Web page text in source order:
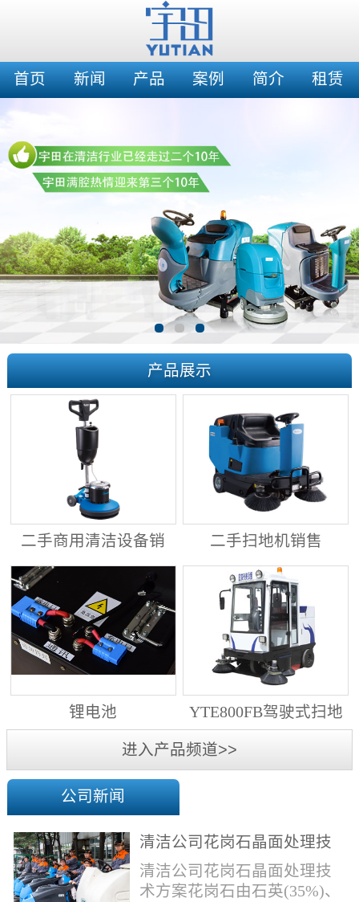
首页 新闻 产品 案例 简介 租赁
产品展示
二手商用清洁设备销
二手扫地机销售
锂电池
YTE800FB驾驶式扫地
进入产品频道>>
公司新闻
清洁公司花岗石晶面处理技
术方案
清洁公司花岗石晶面处理技
术方案花岗石由石英(35%)、